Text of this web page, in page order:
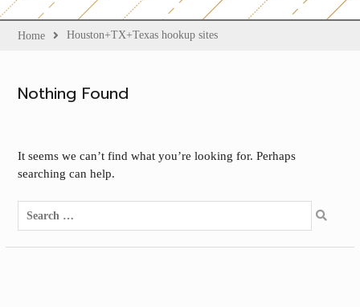
Home Houston+TX+Texas hookup sites
Nothing Found
It seems we can’t find what you’re looking for. Perhaps
searching can help.
Search
for: